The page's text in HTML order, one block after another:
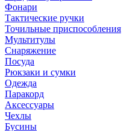
Фонари
Тактические ручки
Точильные приспособления
Мультитулы
Снаряжение
Посуда
Рюкзаки и сумки
Одежда
Паракорд
Аксессуары
Чехлы
Бусины